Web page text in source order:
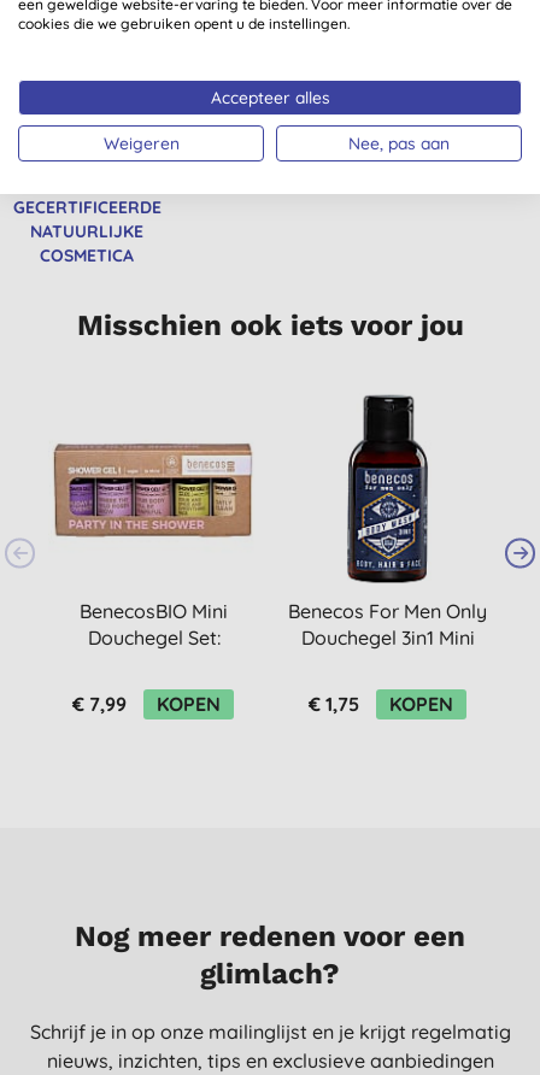
GECERTIFICEERDE
NATUURLIJKE
COSMETICA
Misschien ook iets voor jou
BenecosBIO Mini
Douchegel Set:
€ 7,99
KOPEN
Benecos For Men Only
Douchegel 3in1 Mini
€ 1,75 KOPEN
Nog meer redenen voor een
glimlach?
Schrijf je in op onze mailinglijst en je krijgt regelmatig
nieuws, inzichten, tips en exclusieve aanbiedingen
een geweldige website-ervaring te bieden. Voor meer informatie over de
cookies die we gebruiken opent u de instellingen.
Accepteer alles
Weigeren Nee, pas aan